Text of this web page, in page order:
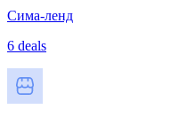
Сима-ленд
6 deals